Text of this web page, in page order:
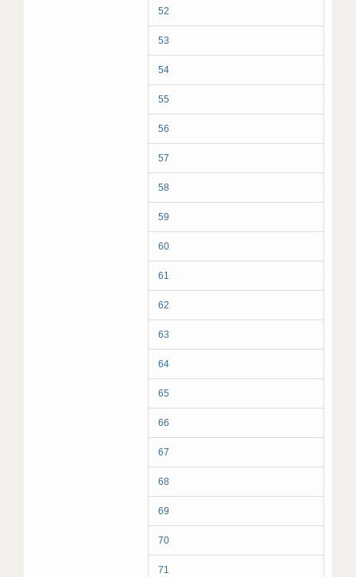
52
53
54
55
56
57
58
59
60
61
62
63
64
65
66
67
68
69
70
71